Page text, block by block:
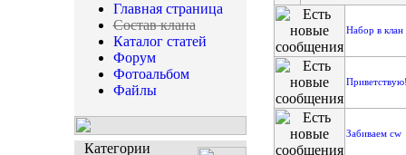
Главная страница
Состав клана
Каталог статей
Форум
Фотоальбом
Файлы
Категории
Набор в клан
Забиваем cw